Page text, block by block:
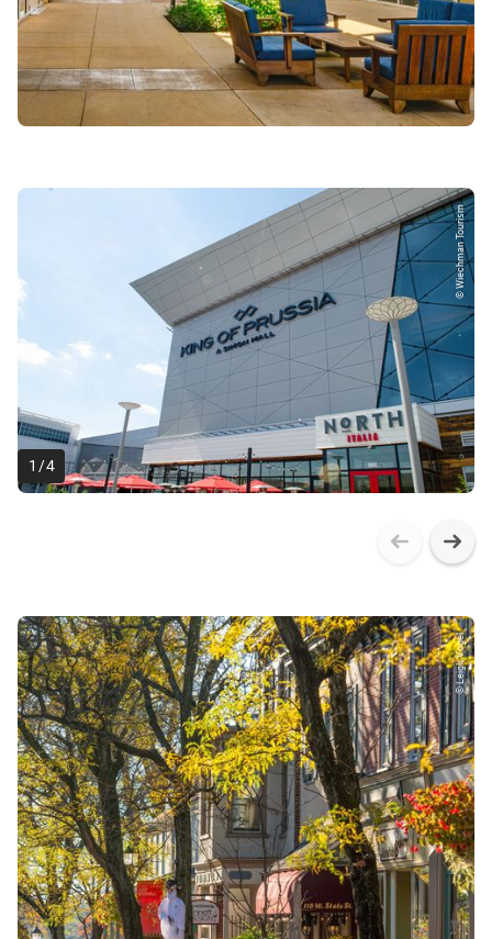
© Wiechman Tourism
1 /4
© Leigh Vogel